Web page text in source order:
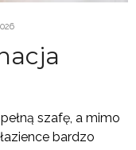
szafę, a mimo
bardzo